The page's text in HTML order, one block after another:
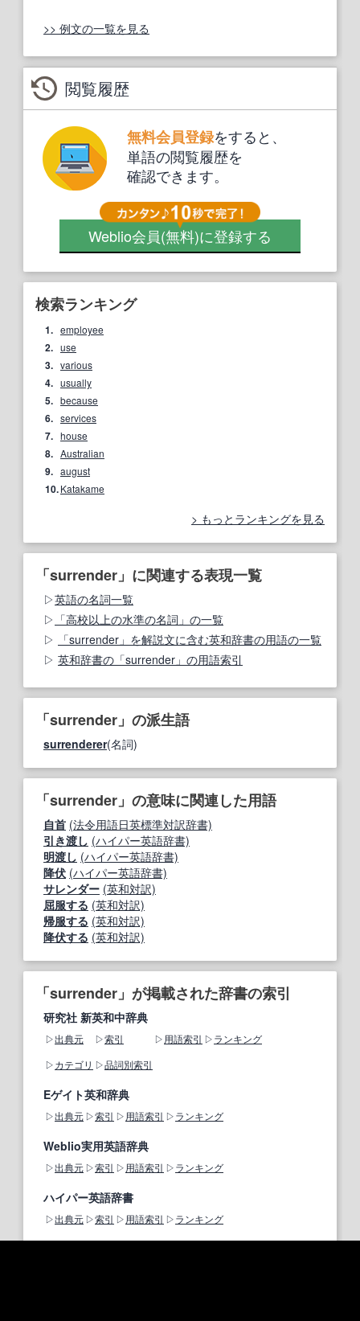
>> 例文の一覧を見る
閲覧履歴
無料会員登録をすると、
単語の閲覧履歴を
確認できます。
Weblio会員(無料)に登録する
検索ランキング
1. employee
2. use
3. various
4. usually
5. because
6. services
7. house
8. Australian
9. august
10.Katakame
もっとランキングを見る
「surrender」に関連する表現一覧
英語の名詞一覧
「高校以上の水準の名詞」の一覧
「surrender」を解説文に含む英和辞書の用語の一覧
英和辞書の「surrender」の用語索引
「surrender」の派生語
surrenderer(名詞)
「surrender」の意味に関連した用語
自首 (法令用語日英標準対訳辞書)
引き渡し (ハイパー英語辞書)
明渡し (ハイパー英語辞書)
降伏 (ハイパー英語辞書)
サレンダー (英和対訳)
屈服する (英和対訳)
帰服する (英和対訳)
降伏する (英和対訳)
「surrender」が掲載された辞書の索引
研究社 新英和中辞典
出典元 索引 用語索引
ランキング
カテゴリ
品詞別索引
Eゲイト英和辞典
出典元 索引 用語索引 ランキング
Weblio実用英語辞典
出典元 索引 用語索引 ランキング
ハイパー英語辞書
出典元 索引 用語索引 ランキング